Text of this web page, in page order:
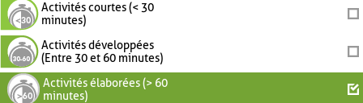
Activités courtes (< 30
minutes)
Activités développées
(Entre 30 et 60 minutes)
Activités élaborées (> 60
minutes)